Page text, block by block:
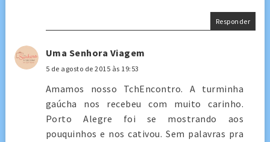
Responder
Uma Senhora Viagem
5 de agosto de 2015 às 19:53
Amamos nosso TchEncontro. A turminha
gaúcha nos recebeu com muito carinho.
Porto Alegre foi se mostrando aos
pouquinhos e nos cativou. Sem palavras pra